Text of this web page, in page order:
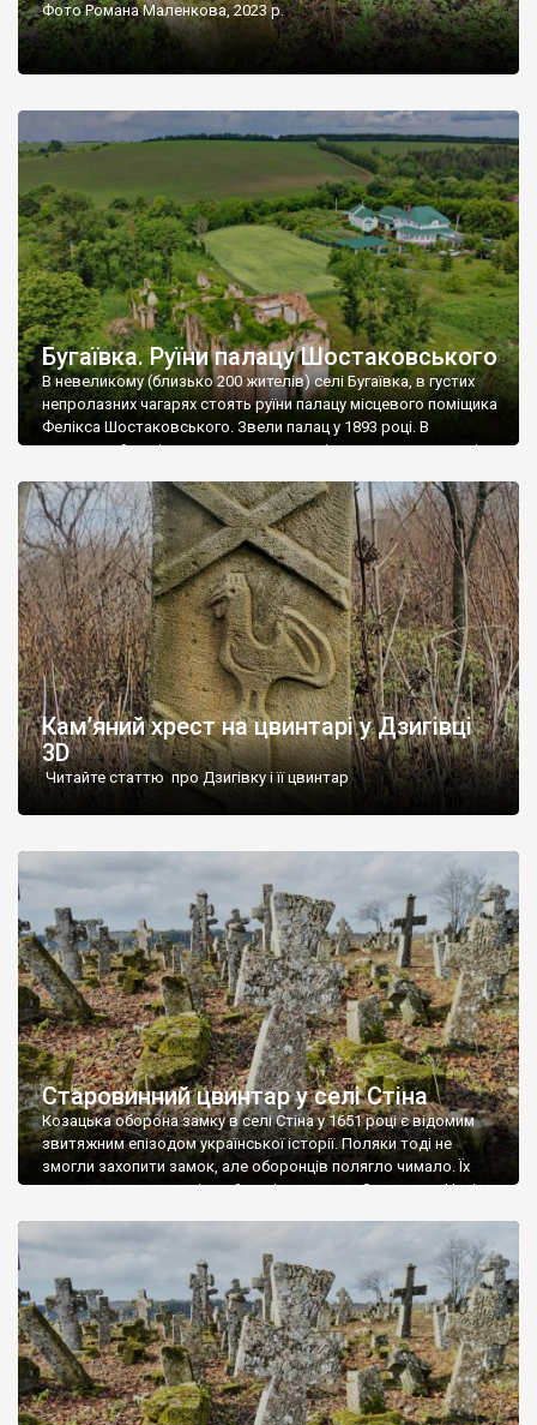
Фото Романа Маленкова, 2023 р.
Бугаївка. Руїни палацу Шостаковського
В невеликому (близько 200 жителів) селі Бугаївка, в густих
непролазних чагарях стоять руїни палацу місцевого поміщика
Фелікса Шостаковського. Звели палац у 1893 році. В
радянський період у ньому спочатку містилася школа, потім
століття тут розмістили туберкульозну лікарню. Коли із
палацу виїхала лікарня – ми точно не […]
Кам’яний хрест на цвинтарі у Дзигівці
3D
Читайте статтю про Дзигівку і її цвинтар
Старовинний цвинтар у селі Стіна
Козацька оборона замку в селі Стіна у 1651 році є відомим
звитяжним епізодом української історії. Поляки тоді не
змогли захопити замок, але оборонців полягло чимало. Їх
поховали на цвинтарі, який тоді називався Замковим. Нині на
ньому чимало хрестів 19 століття, є такі, де епітафії стер […]